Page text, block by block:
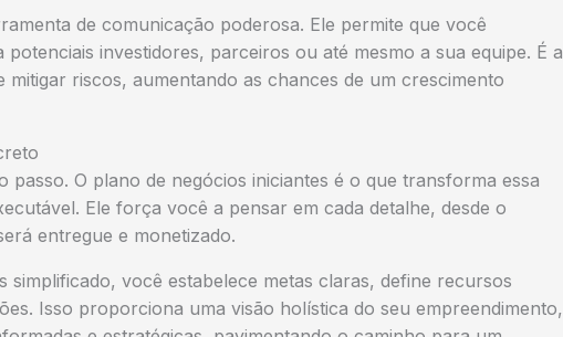
de comunicação poderosa. Ele permite que você
investidores, parceiros ou até mesmo a sua equipe. É a
riscos, aumentando as chances de um crescimento
passo. O plano de negócios iniciantes é o que transforma essa
Ele força você a pensar em cada detalhe, desde o
entregue e monetizado.
simplificado, você estabelece metas claras, define recursos
Isso proporciona uma visão holística do seu empreendimento,